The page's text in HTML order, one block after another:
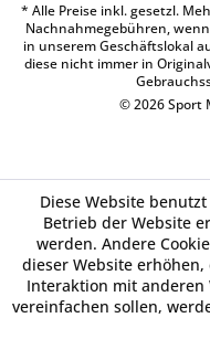
* Alle Preise inkl. gesetzl.
Nachnahmegebühren,
in unserem Geschäftslokal
diese nicht immer in
© 2026 Sport
Diese Website
Betrieb der Website
werden. Andere
dieser Website
Interaktion mit anderen
vereinfachen sollen,